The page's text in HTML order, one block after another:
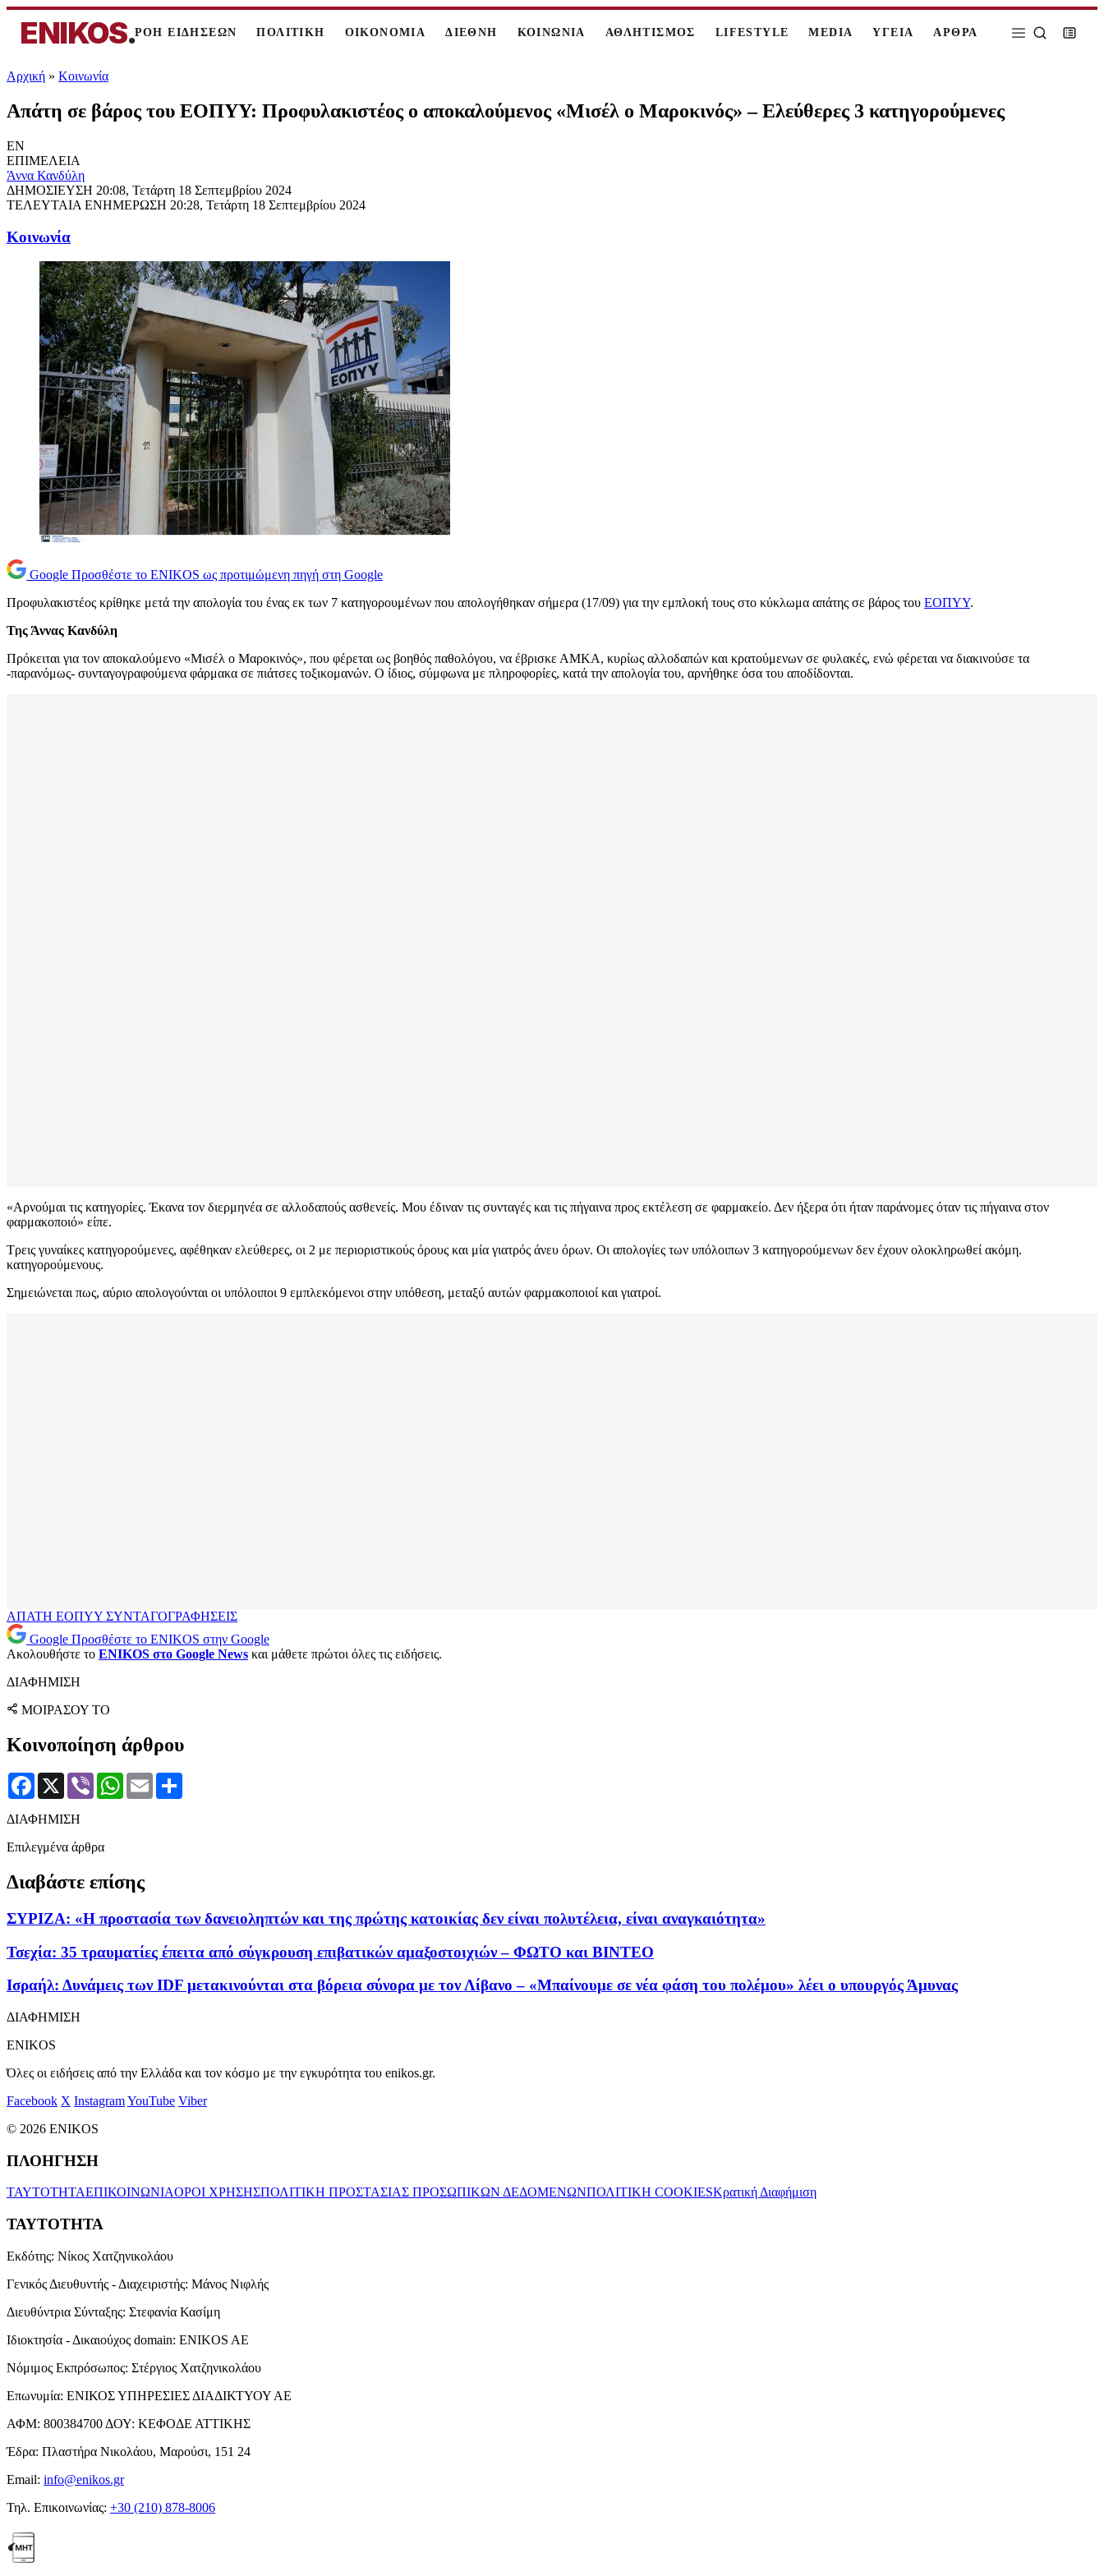
ENIKOS.ΡΟΗ ΕΙΔΗΣΕΩΝ ΠΟΛΙΤΙΚΗ ΟΙΚΟΝΟΜΙΑ ΔΙΕΘΝΗ ΚΟΙΝΩΝΙΑ ΑΘΛΗΤΙΣΜΟΣ LIFESTYLE MEDIA ΥΓΕΙΑ ΑΡΘΡΑ
Αρχική » Κοινωνία
Απάτη σε βάρος του ΕΟΠΥΥ: Προφυλακιστέος ο αποκαλούμενος «Μισέλ ο Μαροκινός» – Ελεύθερες 3 κατηγορούμενες
EN
ΕΠΙΜΕΛΕΙΑ
Άννα Κανδύλη
ΔΗΜΟΣΙΕΥΣΗ 20:08, Τετάρτη 18 Σεπτεμβρίου 2024
ΤΕΛΕΥΤΑΙΑ ΕΝΗΜΕΡΩΣΗ 20:28, Τετάρτη 18 Σεπτεμβρίου 2024
Κοινωνία
Google Προσθέστε το ENIKOS ως προτιμώμενη πηγή στη Google
Προφυλακιστέος κρίθηκε μετά την απολογία του ένας εκ των 7 κατηγορουμένων που απολογήθηκαν σήμερα (17/09) για την εμπλοκή τους στο κύκλωμα απάτης σε βάρος του ΕΟΠΥΥ.
Της Άννας Κανδύλη
Πρόκειται για τον αποκαλούμενο «Μισέλ ο Μαροκινός», που φέρεται ως βοηθός παθολόγου, να έβρισκε ΑΜΚΑ, κυρίως αλλοδαπών και κρατούμενων σε φυλακές, ενώ φέρεται να διακινούσε τα
-παρανόμως- συνταγογραφούμενα φάρμακα σε πιάτσες τοξικομανών. Ο ίδιος, σύμφωνα με πληροφορίες, κατά την απολογία του, αρνήθηκε όσα του αποδίδονται.
«Αρνούμαι τις κατηγορίες. Έκανα τον διερμηνέα σε αλλοδαπούς ασθενείς. Μου έδιναν τις συνταγές και τις πήγαινα προς εκτέλεση σε φαρμακείο. Δεν ήξερα ότι ήταν παράνομες όταν τις πήγαινα στον
φαρμακοποιό» είπε.
Τρεις γυναίκες κατηγορούμενες, αφέθηκαν ελεύθερες, οι 2 με περιοριστικούς όρους και μία γιατρός άνευ όρων. Οι απολογίες των υπόλοιπων 3 κατηγορούμενων δεν έχουν ολοκληρωθεί ακόμη.
κατηγορούμενους.
Σημειώνεται πως, αύριο απολογούνται οι υπόλοιποι 9 εμπλεκόμενοι στην υπόθεση, μεταξύ αυτών φαρμακοποιοί και γιατροί.
ΑΠΑΤΗ ΕΟΠΥΥ ΣΥΝΤΑΓΟΓΡΑΦΗΣΕΙΣ
Google Προσθέστε το ENIKOS στην Google
Ακολουθήστε το ENIKOS στο Google News και μάθετε πρώτοι όλες τις ειδήσεις.
ΔΙΑΦΗΜΙΣΗ
ΜΟΙΡΑΣΟΥ ΤΟ
Κοινοποίηση άρθρου
Facebook
X Viber WhatsApp
Email
ΔΙΑΦΗΜΙΣΗ
Επιλεγμένα άρθρα
Διαβάστε επίσης
ΣΥΡΙΖΑ: «Η προστασία των δανειοληπτών και της πρώτης κατοικίας δεν είναι πολυτέλεια, είναι αναγκαιότητα»
Τσεχία: 35 τραυματίες έπειτα από σύγκρουση επιβατικών αμαξοστοιχιών – ΦΩΤΟ και ΒΙΝΤΕΟ
Ισραήλ: Δυνάμεις των IDF μετακινούνται στα βόρεια σύνορα με τον Λίβανο – «Μπαίνουμε σε νέα φάση του πολέμου» λέει ο υπουργός Άμυνας
ΔΙΑΦΗΜΙΣΗ
ENIKOS
Όλες οι ειδήσεις από την Ελλάδα και τον κόσμο με την εγκυρότητα του enikos.gr.
Facebook X InstagramYouTube Viber
© 2026 ENIKOS
ΠΛΟΗΓΗΣΗ
ΤΑΥΤΟΤΗΤΑΕΠΙΚΟΙΝΩΝΙΑΟΡΟΙ ΧΡΗΣΗΣΠΟΛΙΤΙΚΗ ΠΡΟΣΤΑΣΙΑΣ ΠΡΟΣΩΠΙΚΩΝ ΔΕΔΟΜΕΝΩΝΠΟΛΙΤΙΚΗ COOKIESΚρατική Διαφήμιση
ΤΑΥΤΟΤΗΤΑ
Εκδότης: Νίκος Χατζηνικολάου
Γενικός Διευθυντής - Διαχειριστής: Μάνος Νιφλής
Διευθύντρια Σύνταξης: Στεφανία Κασίμη
Ιδιοκτησία - Δικαιούχος domain: ENIKOS AE
Νόμιμος Εκπρόσωπος: Στέργιος Χατζηνικολάου
Επωνυμία: ΕΝΙΚΟΣ ΥΠΗΡΕΣΙΕΣ ΔΙΑΔΙΚΤΥΟΥ ΑΕ
ΑΦΜ: 800384700 ΔΟΥ: ΚΕΦΟΔΕ ΑΤΤΙΚΗΣ
Έδρα: Πλαστήρα Νικολάου, Μαρούσι, 151 24
Email: info@enikos.gr
Τηλ. Επικοινωνίας: +30 (210) 878-8006